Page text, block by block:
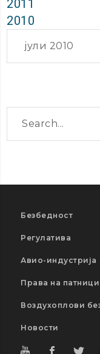
2011
2010
Безбедност
Регулатива
Авио-индустрија
Права на патници
Воздухоплови
Новости